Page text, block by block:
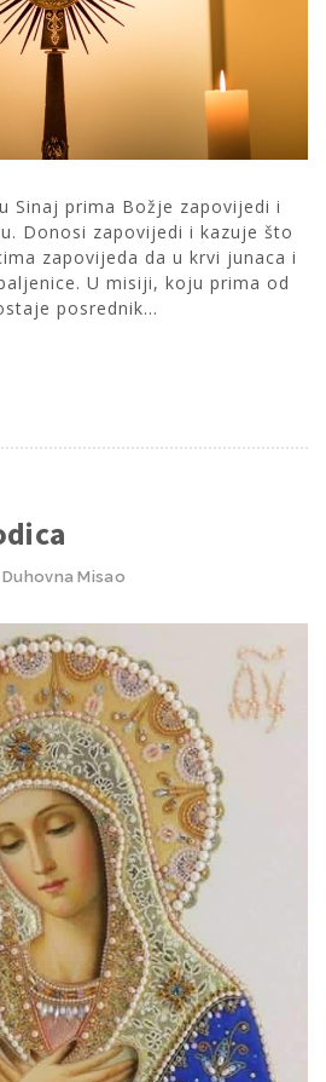
Sinaj prima Božje zapovijedi i
Donosi zapovijedi i kazuje što
zapovijeda da u krvi junaca i
U misiji, koju prima od
posrednik...
Duhovna Misao